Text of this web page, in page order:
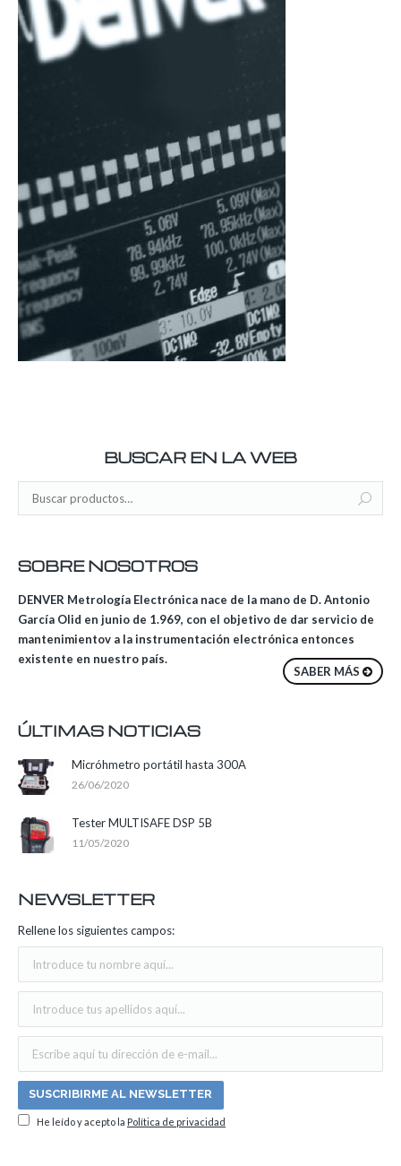
BUSCAR EN LA WEB
SOBRE NOSOTROS
DENVER Metrología Electrónica nace de la mano de D. Antonio
García Olid en junio de 1.969, con el objetivo de dar servicio de
mantenimientov a la instrumentación electrónica entonces
existente en nuestro país.
SABER MÁS
ÚLTIMAS NOTICIAS
Micróhmetro portátil hasta 300A
26/06/2020
Tester MULTISAFE DSP 5B
11/05/2020
NEWSLETTER
Rellene los siguientes campos:
He leído y acepto la Política de privacidad